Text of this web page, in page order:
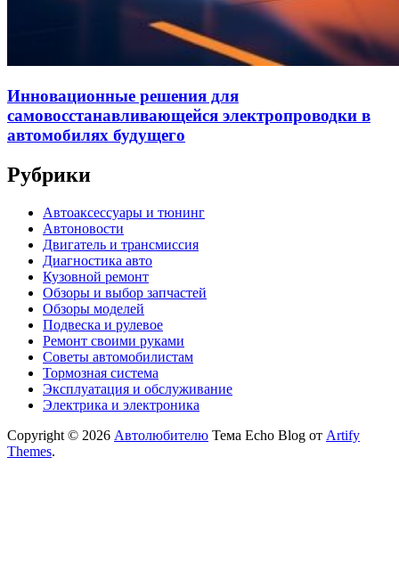
Инновационные решения для
самовосстанавливающейся электропроводки в
автомобилях будущего
Рубрики
Автоаксессуары и тюнинг
Автоновости
Двигатель и трансмиссия
Диагностика авто
Кузовной ремонт
Обзоры и выбор запчастей
Обзоры моделей
Подвеска и рулевое
Ремонт своими руками
Советы автомобилистам
Тормозная система
Эксплуатация и обслуживание
Электрика и электроника
Copyright © 2026 Автолюбителю Тема Echo Blog от Artify
Themes.